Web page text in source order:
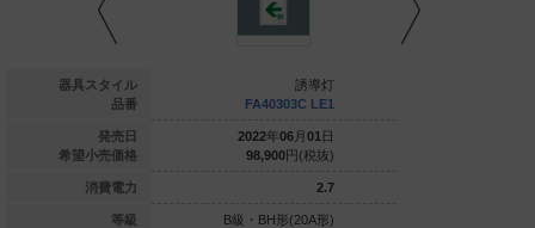
器具スタイル
品番
発売日
希望小売価格
消費電力
等級
誘導灯
円(税抜)
2.7
誘導灯
FA40303C LE1
2022年06 月 01 日
98,900円(税抜)
2.7
B級・BH形(20A形)